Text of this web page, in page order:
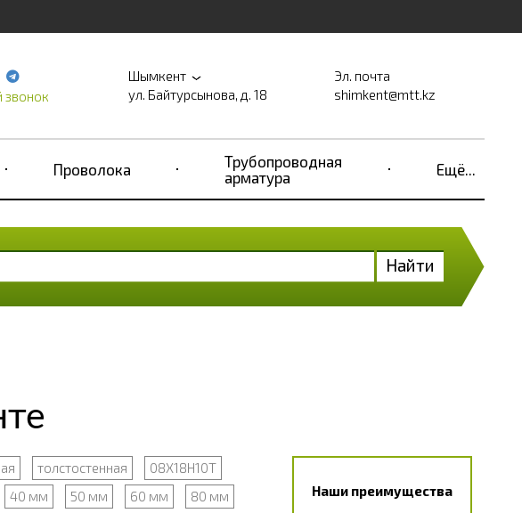
звонок
Шымкент
ул. Байтурсынова, д. 18
Эл. почта
shimkent@mtt.kz
Проволока
Трубопроводная
арматура
Ещё...
Найти
толстостенная
08Х18Н10Т
40 мм 50 мм 60 мм
80 мм
Наши преимущества